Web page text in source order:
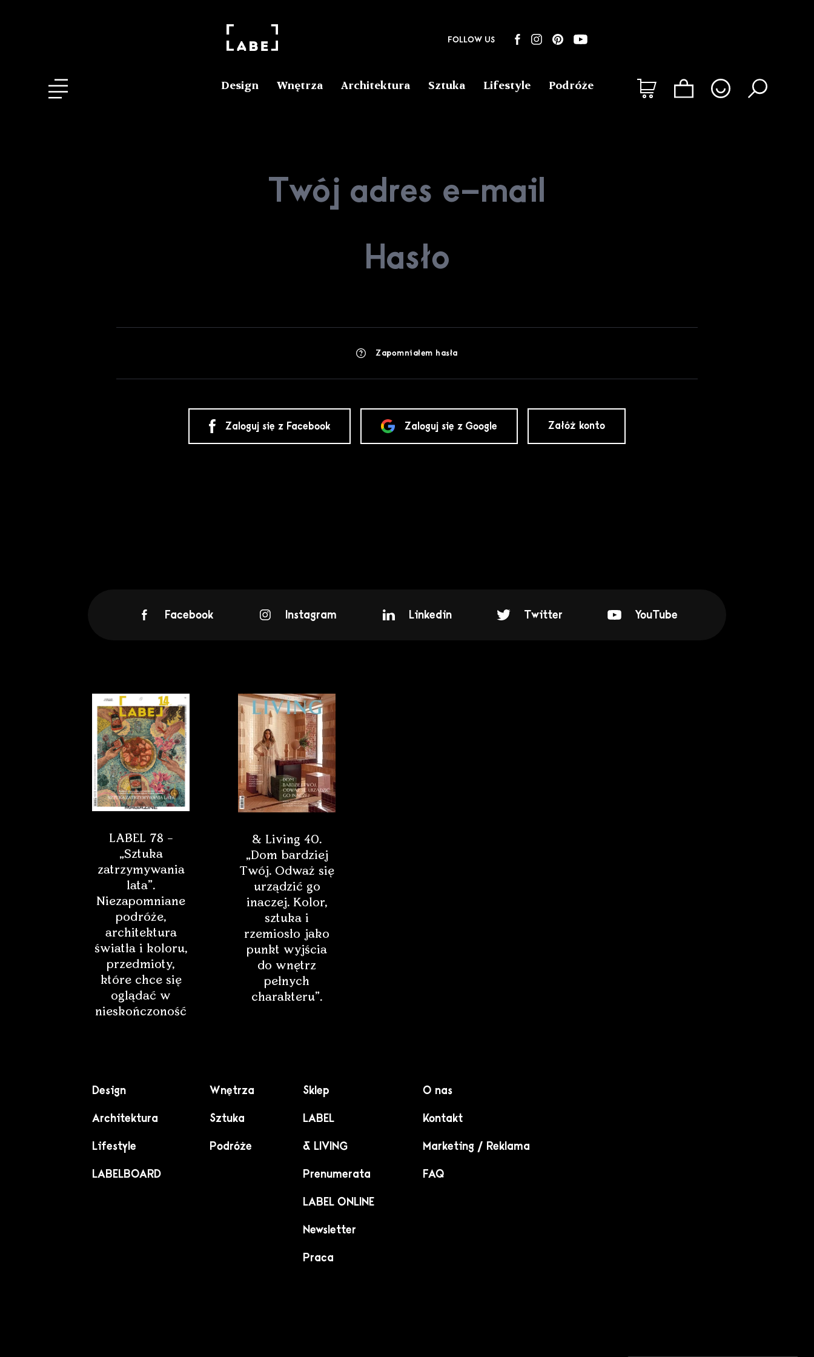
FOLLOW US
Design Wnętrza Architektura Sztuka Lifestyle Podróże
Zapomniałem hasła
Zaloguj się z Facebook Zaloguj się z Google Załóż konto
Facebook Instagram Linkedin Twitter YouTube
LABEL 78 –
„Sztuka
zatrzymywania
lata”.
Niezapomniane
podróże,
architektura
światła i koloru,
przedmioty,
które chce się
oglądać w
nieskończoność
& Living 40.
„Dom bardziej
Twój. Odważ się
urządzić go
inaczej. Kolor,
sztuka i
rzemiosło jako
punkt wyjścia
do wnętrz
pełnych
charakteru”.
Design Wnętrza
Architektura Sztuka
Lifestyle Podróże
LABELBOARD
Sklep
LABEL
& LIVING
Prenumerata
LABEL ONLINE
Newsletter
Praca
O nas
Kontakt
Marketing / Reklama
FAQ